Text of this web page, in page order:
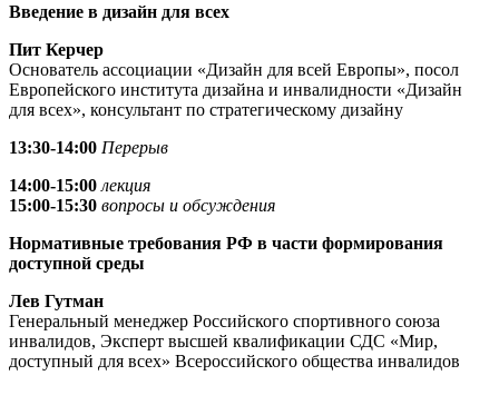
Введение в дизайн для всех
Пит Керчер
Основатель ассоциации «Дизайн для всей Европы», посол
Европейского института дизайна и инвалидности «Дизайн
для всех», консультант по стратегическому дизайну
13:30-14:00 Перерыв
14:00-15:00 лекция
15:00-15:30 вопросы и обсуждения
Нормативные требования РФ в части формирования
доступной среды
Лев Гутман
Генеральный менеджер Российского спортивного союза
инвалидов, Эксперт высшей квалификации СДС «Мир,
доступный для всех» Всероссийского общества инвалидов